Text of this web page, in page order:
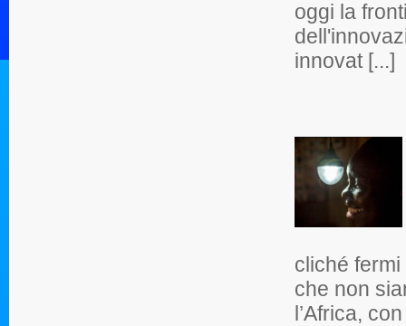
oggi la
innovat [...]
cliché
che non
l’Africa,